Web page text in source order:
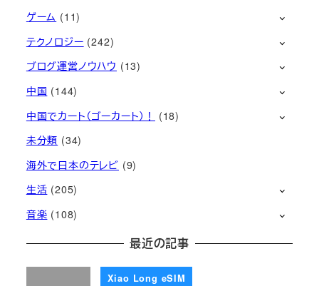
ゲーム (11)
テクノロジー (242)
ブログ運営ノウハウ (13)
中国 (144)
中国でカート（ゴーカート）！
(18)
未分類 (34)
海外で日本のテレビ (9)
生活 (205)
音楽 (108)
最近の記事
Xiao Long eSIM